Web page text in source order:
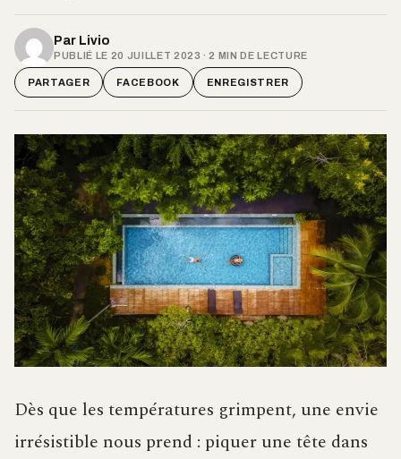
Par Livio
PUBLIÉ LE 20 JUILLET 2023 · 2 MIN DE LECTURE
PARTAGER FACEBOOK ENREGISTRER
Dès que les températures grimpent, une envie
irrésistible nous prend : piquer une tête dans